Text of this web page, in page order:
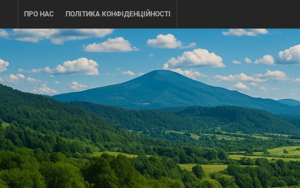
content
ПРО НАС ПОЛІТИКА КОНФІДЕНЦІЙНОСТІ